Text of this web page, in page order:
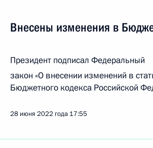
Внесены изменения в
Президент подписал Федеральный
закон «О внесении изменений в
Бюджетного кодекса Российской
28 июня 2022 года 17:55